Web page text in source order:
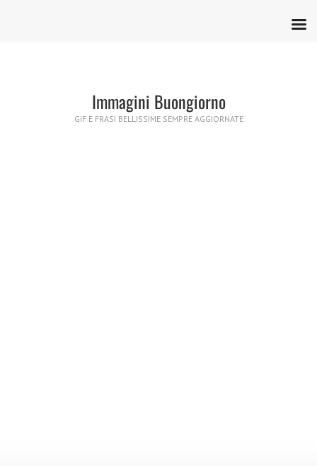
Immagini Buongiorno
GIF E FRASI BELLISSIME SEMPRE AGGIORNATE